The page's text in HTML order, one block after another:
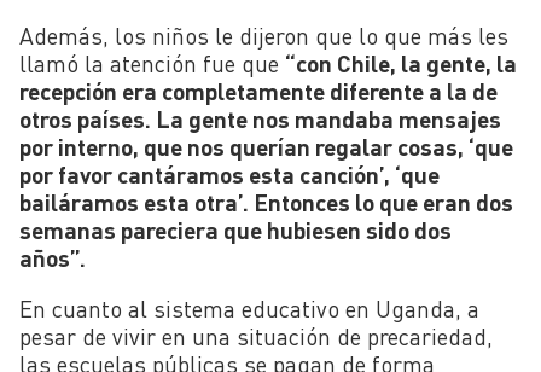
Además, los niños le dijeron que lo que más les
llamó la atención fue que “con Chile, la gente, la
recepción era completamente diferente a la de
otros países. La gente nos mandaba mensajes
por interno, que nos querían regalar cosas, ‘que
por favor cantáramos esta canción’, ‘que
bailáramos esta otra’. Entonces lo que eran dos
semanas pareciera que hubiesen sido dos
años”.
En cuanto al sistema educativo en Uganda, a
pesar de vivir en una situación de precariedad,
las escuelas públicas se pagan de forma